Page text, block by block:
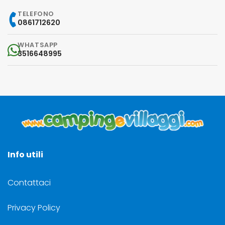
TELEFONO
0861712620
WHATSAPP
3516648995
Info utili
Contattaci
Privacy Policy